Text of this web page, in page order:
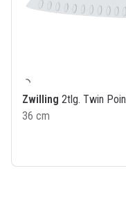
Zwilling 2tlg. Twin
36 cm